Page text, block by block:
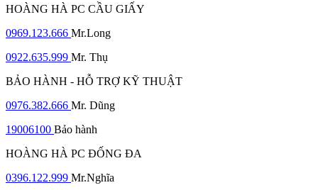
HOÀNG HÀ PC CẦU GIẤY
0969.123.666 Mr.Long
0922.635.999 Mr. Thụ
BẢO HÀNH - HỖ TRỢ KỸ THUẬT
0976.382.666 Mr. Dũng
19006100 Bảo hành
HOÀNG HÀ PC ĐỐNG ĐA
0396.122.999 Mr.Nghĩa